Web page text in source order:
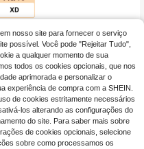
nosso site para fornecer o serviço
possível. Você pode "Rejeitar Tudo",
a qualquer momento de sua
todos os cookies opcionais, que nos
aprimorada e personalizar o
experiência de compra com a SHEIN.
de cookies estritamente necessários
los alterando as configurações do
do site. Para saber mais sobre
de cookies opcionais, selecione
sobre como processamos os